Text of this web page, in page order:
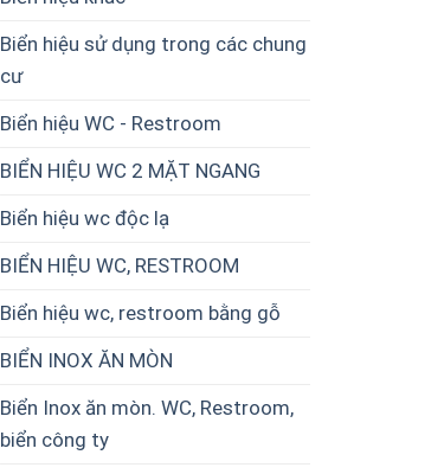
Biển hiệu sử dụng trong các chung
cư
Biển hiệu WC - Restroom
BIỂN HIỆU WC 2 MẶT NGANG
Biển hiệu wc độc lạ
BIỂN HIỆU WC, RESTROOM
Biển hiệu wc, restroom bằng gỗ
BIỂN INOX ĂN MÒN
Biển Inox ăn mòn. WC, Restroom,
biển công ty